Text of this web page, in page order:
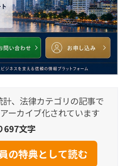
、法律カテゴリの記事で
ーカイブ化されています
697文字